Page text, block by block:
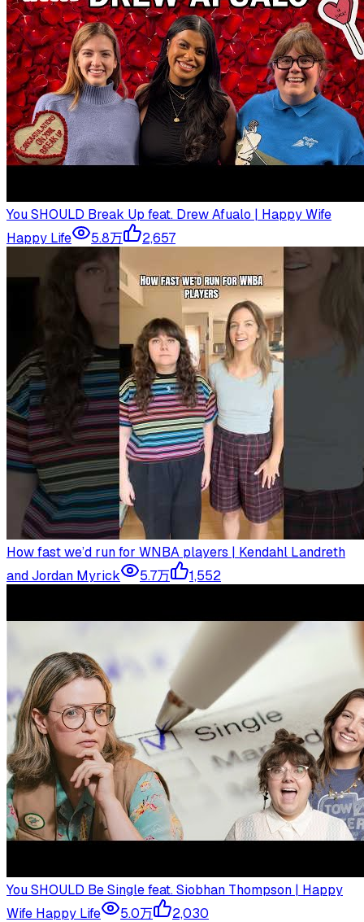
You SHOULD Break Up feat. Drew Afualo | Happy Wife
Happy Life
5.8万 2,657
How fast we’d run for WNBA players | Kendahl Landreth
and Jordan Myrick
5.7万 1,552
You SHOULD Be Single feat. Siobhan Thompson | Happy
Wife Happy Life
5.0万 2,030